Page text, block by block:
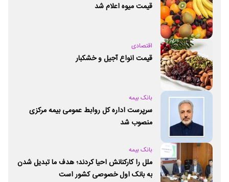
قیمت میوه اعلام شد
اقتصادی
قیمت انواع آجیل و خشکبار
بانک بیمه
سرپرست اداره کل روابط عمومی بیمه مرکزی
منصوب شد
بانک بیمه
ملل را کارکنانش احیا کردند؛ هدف ما تبدیل شدن
به بانک اول خصوصی کشور است